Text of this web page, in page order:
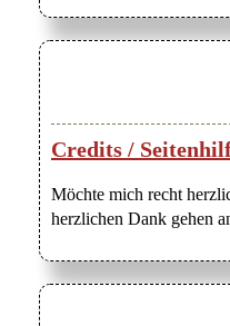
Credits /
Möchte mich recht
herzlichen Dank gehen